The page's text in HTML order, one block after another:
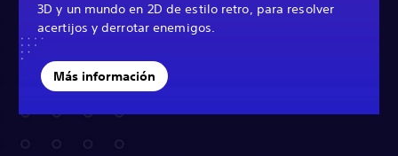
3D y un mundo en 2D de estilo retro, para resolver
acertijos y derrotar enemigos.
Más información